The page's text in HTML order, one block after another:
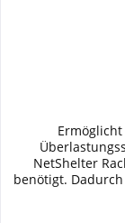
NetShelter
benötigt.